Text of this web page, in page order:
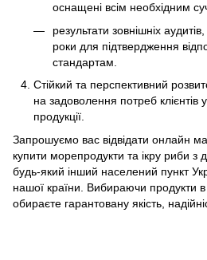
оснащені всім необхідним
результати зовнішніх
роки для підтвердження
стандартам.
Стійкий та перспективний
на задоволення потреб клієнтів
продукції.
Запрошуємо вас відвідати онлайн
купити морепродукти та ікру риби з
будь-який інший населений пункт
нашої країни. Вибираючи продукти
обираєте гарантовану якість,